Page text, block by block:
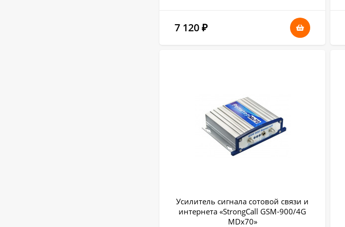
7 120 ₽
Усилитель сигнала сотовой связи и
интернета «StrongCall GSM-900/4G
MDх70»